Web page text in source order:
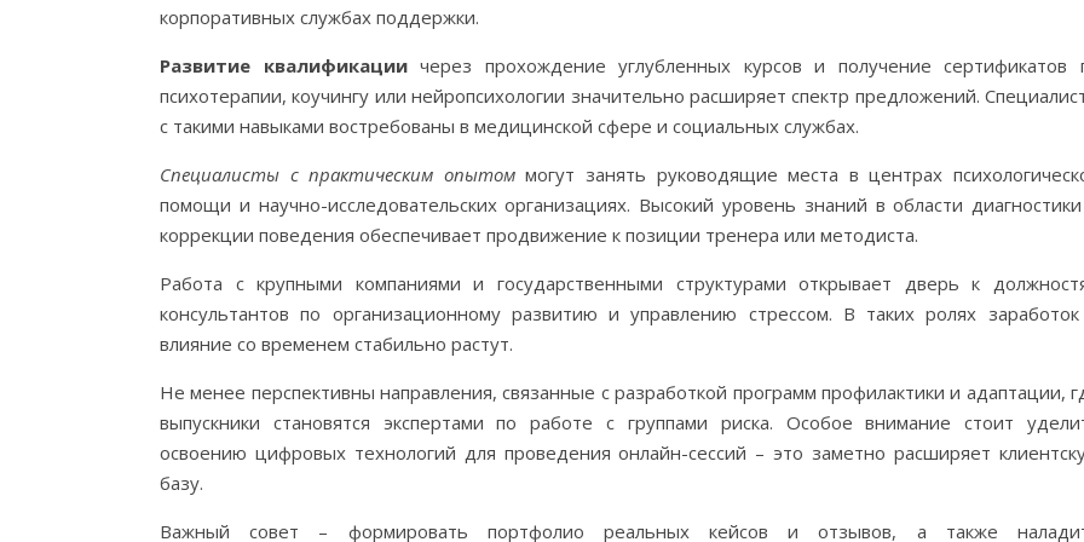
корпоративных службах поддержки.
Развитие квалификациичерез прохождение углубленных курсов и получение сертификатов
психотерапии, коучингу или нейропсихологии значительно расширяет спектр предложений.
с такими навыками востребованы в медицинской сфере и социальных службах.
Специалисты с практическим опытоммогут занять руководящие места в центрах
помощи и научно-исследовательских организациях. Высокий уровень знаний в области
коррекции поведения обеспечивает продвижение к позиции тренера или методиста.
Работа с крупными компаниями и государственными структурами открывает дверь к
консультантов по организационному развитию и управлению стрессом. В таких ролях
влияние со временем стабильно растут.
Не менее перспективны направления, связанные с разработкой программ профилактики и адаптации,
выпускники становятся экспертами по работе с группами риска. Особое внимание стоит
освоению цифровых технологий для проведения онлайн-сессий – это заметно расширяет
базу.
Важный совет – формировать портфолио реальных кейсов и отзывов, а также